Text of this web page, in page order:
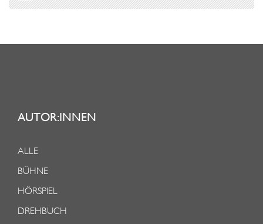
AUTOR:INNEN
ALLE
BÜHNE
HÖRSPIEL
DREHBUCH